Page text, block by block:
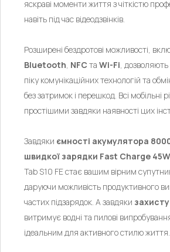
яскраві моменти життя з чіткістю
навіть під час відеодзвінків.
Розширені бездротові можливості,
Bluetooth, NFC та Wi-Fi,
піку комунікаційних технологій та
без затримок і перешкод. Всі мобільні
простішими завдяки наявності цих
Завдяки ємності акумулятора
швидкої зарядки Fast Charge 45W
Tab S10 FE стає вашим вірним
даруючи можливість продуктивного
частих підзарядок. А завдяки
витримує водні та пилові
ідеальним для активного стилю життя.